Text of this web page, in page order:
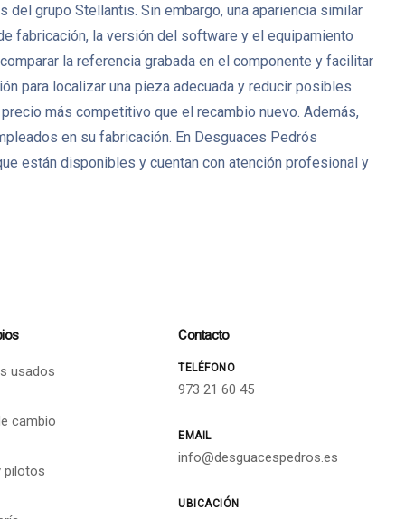
grupo Stellantis. Sin embargo, una apariencia similar
fabricación, la versión del software y el equipamiento
la referencia grabada en el componente y facilitar
para localizar una pieza adecuada y reducir posibles
más competitivo que el recambio nuevo. Además,
en su fabricación. En Desguaces Pedrós
están disponibles y cuentan con atención profesional y
usados
cambio
pilotos
Contacto
TELÉFONO
973 21 60 45
EMAIL
info@desguacespedros.es
UBICACIÓN